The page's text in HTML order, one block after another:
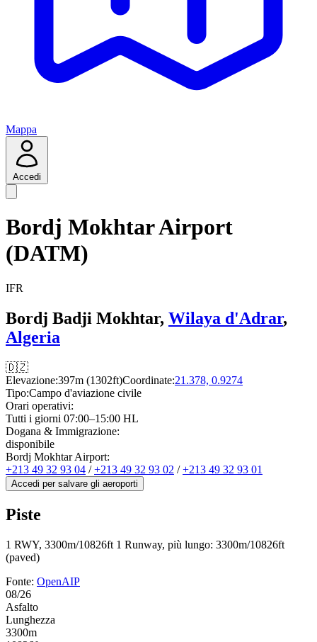
Mappa
Accedi
Bordj Mokhtar Airport
(DATM)
IFR
Bordj Badji Mokhtar, Wilaya d'Adrar,
Algeria
🇩🇿
Elevazione:397m (1302ft)Coordinate:21.378, 0.9274
Tipo:Campo d'aviazione civile
Orari operativi:
Tutti i giorni 07:00–15:00 HL
Dogana & Immigrazione:
disponibile
Bordj Mokhtar Airport:
+213 49 32 93 04 / +213 49 32 93 02 / +213 49 32 93 01
Accedi per salvare gli aeroporti
Piste
1 RWY, 3300m/10826ft 1 Runway, più lungo: 3300m/10826ft
(paved)
Fonte: OpenAIP
08/26
Asfalto
Lunghezza
3300m